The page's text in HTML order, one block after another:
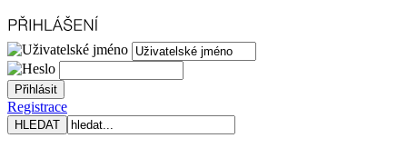
Registrace